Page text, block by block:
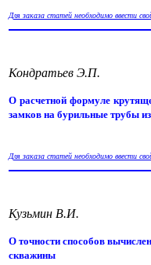
Для заказа статей необходимо ввести
Кондратьев Э.П.
О расчетной формуле
замков на бурильные трубы
Для заказа статей необходимо ввести
Кузьмин В.И.
О точности способов
скважины